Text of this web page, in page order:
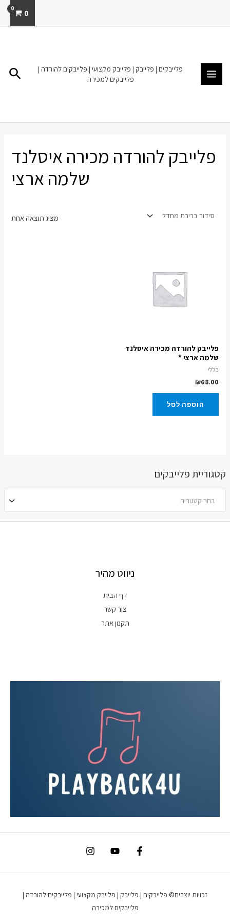
0
פלייבקים | פלייבק | פלייבק מקצועי | פלייבקים להורדה |
פלייבקים למכירה
קטגוריית פלייבקים
בחר קטגוריה
פלייבק להורדה מכירה איסלנד
שלמה ארצי
מציג תוצאה אחת
פלייבק להורדה מכירה איסלנד
שלמה ארצי *
כללי
₪68.00
הוספה לסל
ניווט מהיר
דף הבית
צור קשר
תקנון אתר
זכויות יוצרים© פלייבקים | פלייבק | פלייבק מקצועי | פלייבקים להורדה |
פלייבקים למכירה